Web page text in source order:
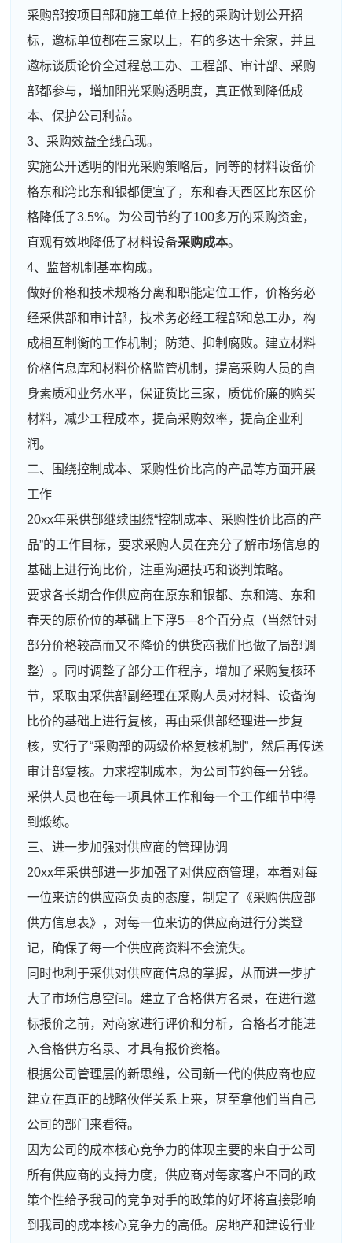
采购部按项目部和施工单位上报的采购计划公开招
标，邀标单位都在三家以上，有的多达十余家，并且
邀标谈质论价全过程总工办、工程部、审计部、采购
部都参与，增加阳光采购透明度，真正做到降低成
本、保护公司利益。
3、采购效益全线凸现。
实施公开透明的阳光采购策略后，同等的材料设备价
格东和湾比东和银都便宜了，东和春天西区比东区价
格降低了3.5%。为公司节约了100多万的采购资金，
直观有效地降低了材料设备采购成本。
4、监督机制基本构成。
做好价格和技术规格分离和职能定位工作，价格务必
经采供部和审计部，技术务必经工程部和总工办，构
成相互制衡的工作机制；防范、抑制腐败。建立材料
价格信息库和材料价格监管机制，提高采购人员的自
身素质和业务水平，保证货比三家，质优价廉的购买
材料，减少工程成本，提高采购效率，提高企业利
润。
二、围绕控制成本、采购性价比高的产品等方面开展
工作
20xx年采供部继续围绕“控制成本、采购性价比高的产
品”的工作目标，要求采购人员在充分了解市场信息的
基础上进行询比价，注重沟通技巧和谈判策略。
要求各长期合作供应商在原东和银都、东和湾、东和
春天的原价位的基础上下浮5—8个百分点（当然针对
部分价格较高而又不降价的供货商我们也做了局部调
整）。同时调整了部分工作程序，增加了采购复核环
节，采取由采供部副经理在采购人员对材料、设备询
比价的基础上进行复核，再由采供部经理进一步复
核，实行了“采购部的两级价格复核机制”，然后再传送
审计部复核。力求控制成本，为公司节约每一分钱。
采供人员也在每一项具体工作和每一个工作细节中得
到煅练。
三、进一步加强对供应商的管理协调
20xx年采供部进一步加强了对供应商管理，本着对每
一位来访的供应商负责的态度，制定了《采购供应部
供方信息表》，对每一位来访的供应商进行分类登
记，确保了每一个供应商资料不会流失。
同时也利于采供对供应商信息的掌握，从而进一步扩
大了市场信息空间。建立了合格供方名录，在进行邀
标报价之前，对商家进行评价和分析，合格者才能进
入合格供方名录、才具有报价资格。
根据公司管理层的新思维，公司新一代的供应商也应
建立在真正的战略伙伴关系上来，甚至拿他们当自己
公司的部门来看待。
因为公司的成本核心竞争力的体现主要的来自于公司
所有供应商的支持力度，供应商对每家客户不同的政
策个性给予我司的竞争对手的政策的好坏将直接影响
到我司的成本核心竞争力的高低。房地产和建设行业